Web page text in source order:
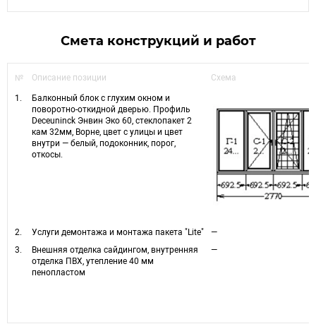
Смета конструкций и работ
№ Описание позиции Схема
1.
Балконный блок с глухим окном и
поворотно-откидной дверью. Профиль
Deceuninck Энвин Эко 60, стеклопакет 2
кам 32мм, Ворне, цвет с улицы и цвет
внутри — белый, подоконник, порог,
откосы.
2. Услуги демонтажа и монтажа пакета "Lite"
—
3.
Внешняя отделка сайдингом, внутренняя
отделка ПВХ, утепление 40 мм
пенопластом
—